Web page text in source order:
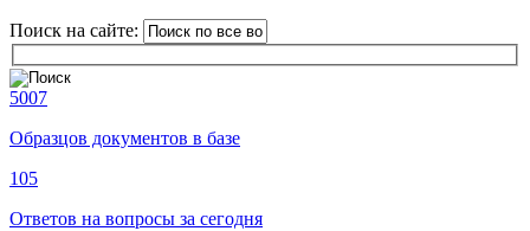
Поиск на сайте:
5007
Образцов документов в базе
105
Ответов на вопросы за сегодня